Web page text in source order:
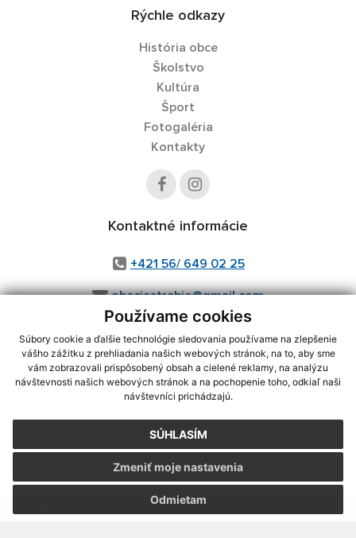
Používame cookies
Súbory cookie a ďalšie technológie sledovania používame na zlepšenie
vášho zážitku z prehliadania našich webových stránok, na to, aby sme
vám zobrazovali prispôsobený obsah a cielené reklamy, na analýzu
návštevnosti našich webových stránok a na pochopenie toho, odkiaľ naši
návštevníci prichádzajú.
SÚHLASÍM
Odmietam
Zmeniť moje nastavenia
Rýchle odkazy
História obce
Školstvo
Kultúra
Šport
Fotogaléria
Kontakty
Kontaktné informácie
+421 56/ 649 02 25
obecjastrabie@gmail.com
využite možnosť získavania aktuálnych informácií s využitím RSS
CMS systém (redakčný) systém ECHELON 2,Mapa stránok,web portál
webex.digital, s.r.o.,domény,registrácia domény
Posledná aktualizácia:03.08.2026
Vytlačiť stránku|Vyhlásenie o prístupnosti